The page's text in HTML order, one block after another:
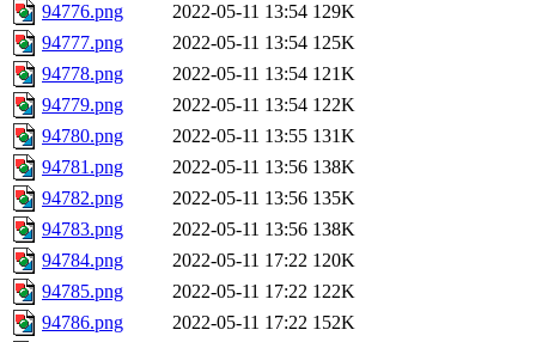
94776.png
2022-05-11 13:54 129K
94777.png
2022-05-11 13:54 125K
94778.png
2022-05-11 13:54 121K
94779.png
2022-05-11 13:54 122K
94780.png
2022-05-11 13:55 131K
94781.png
2022-05-11 13:56 138K
94782.png
2022-05-11 13:56 135K
94783.png
2022-05-11 13:56 138K
94784.png
2022-05-11 17:22 120K
94785.png
2022-05-11 17:22 122K
94786.png
2022-05-11 17:22 152K